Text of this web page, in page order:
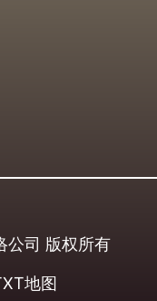
公司 版权所有
地图